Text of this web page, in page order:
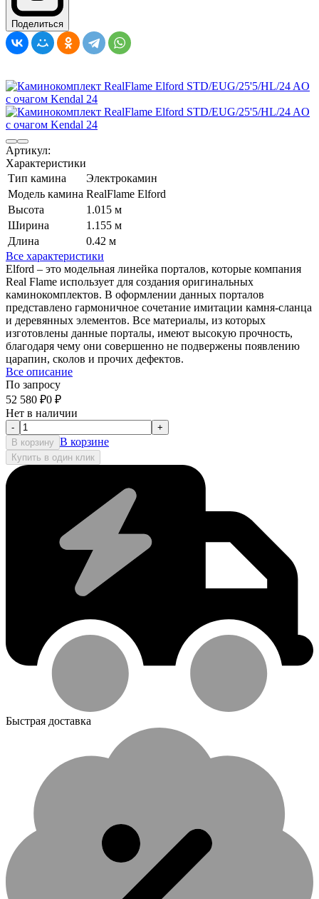
Поделиться
Артикул:
Характеристики
Тип камина
Электрокамин
Модель камина RealFlame Elford
Высота
1.015 м
Ширина
1.155 м
Длина
0.42 м
Все характеристики
Elford – это модельная линейка порталов, которые компания
Real Flame использует для создания оригинальных
каминокомплектов. В оформлении данных порталов
представлено гармоничное сочетание имитации камня-сланца
и деревянных элементов. Все материалы, из которых
изготовлены данные порталы, имеют высокую прочность,
благодаря чему они совершенно не подвержены появлению
царапин, сколов и прочих дефектов.
Все описание
По запросу
52 580 ₽0 ₽
Нет в наличии
-
+
В корзину В корзине
Купить в один клик
Быстрая доставка